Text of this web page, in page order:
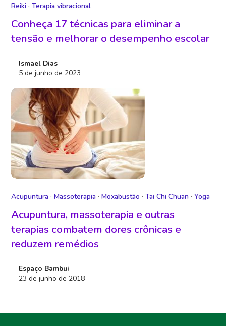
Reiki ·Terapia vibracional
Conheça 17 técnicas para eliminar a
tensão e melhorar o desempenho escolar
Ismael Dias
5 de junho de 2023
Acupuntura ·Massoterapia ·Moxabustão ·Tai Chi Chuan ·Yoga
Acupuntura, massoterapia e outras
terapias combatem dores crônicas e
reduzem remédios
Espaço Bambui
23 de junho de 2018